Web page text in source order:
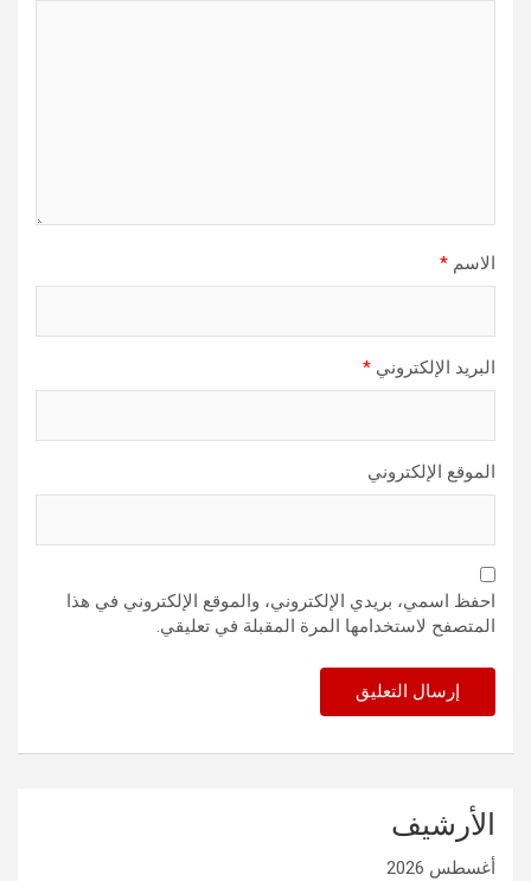
الاسم *
البريد الإلكتروني *
الموقع الإلكتروني
احفظ اسمي، بريدي الإلكتروني، والموقع الإلكتروني في هذا
المتصفح لاستخدامها المرة المقبلة في تعليقي.
الأرشيف
أغسطس 2026